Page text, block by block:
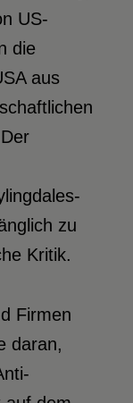
US-
die
aus
zu
Kritik.
Firmen
daran,